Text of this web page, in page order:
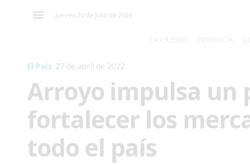
Jueves,30 de Julio de 2026
Mundo
Zona
Cultura
El País 27 de abril de 2022
Arroyo impulsa un
fortalecer los
todo el país